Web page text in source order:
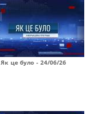
Як це було - 24/06/26